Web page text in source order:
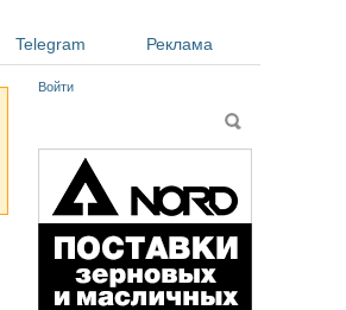
Telegram Реклама
Войти
Поиск